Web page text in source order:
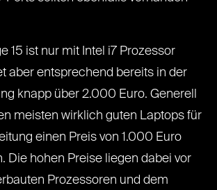
15 ist nur mit Intel i7 Prozessor
aber entsprechend bereits in der
knapp über 2.000 Euro. Generell
meisten wirklich guten Laptops für
einen Preis von 1.000 Euro
Die hohen Preise liegen dabei vor
Prozessoren und dem